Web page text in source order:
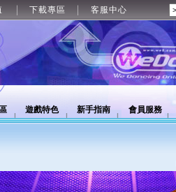
下載專區 客服中心
遊戲特色 新手指南 會員服務